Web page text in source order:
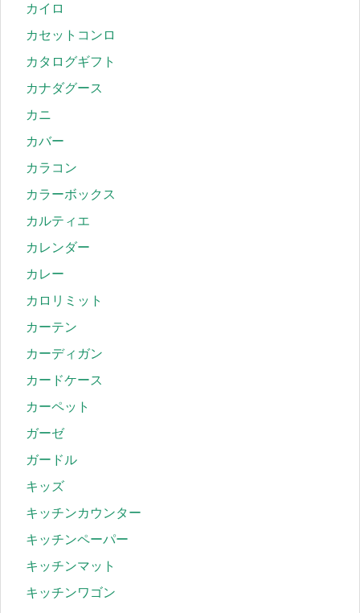
カイロ
カセットコンロ
カタログギフト
カナダグース
カニ
カバー
カラコン
カラーボックス
カルティエ
カレンダー
カレー
カロリミット
カーテン
カーディガン
カードケース
カーペット
ガーゼ
ガードル
キッズ
キッチンカウンター
キッチンペーパー
キッチンマット
キッチンワゴン